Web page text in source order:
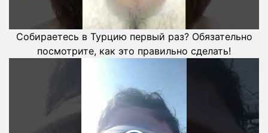
Собираетесь в Турцию первый раз? Обязательно
посмотрите, как это правильно сделать!